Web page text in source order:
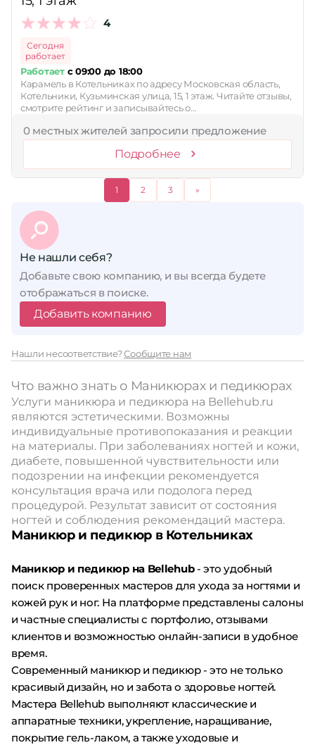
4
Сегодня
работает
Работаетс 09:00 до 18:00
Карамель в Котельниках по адресу Московская область,
Котельники, Кузьминская улица, 15, 1 этаж. Читайте отзывы,
смотрите рейтинг и записывайтесь о…
0 местных жителей запросили предложение
Подробнее
1 2 3 »
Не нашли себя?
Добавьте свою компанию, и вы всегда будете
отображаться в поиске.
Добавить компанию
Нашли несоответствие?Сообщите нам
Что важно знать о Маникюрах и педикюрах
Услуги маникюра и педикюра на Bellehub.ru
являются эстетическими. Возможны
индивидуальные противопоказания и реакции
на материалы. При заболеваниях ногтей и кожи,
диабете, повышенной чувствительности или
подозрении на инфекции рекомендуется
консультация врача или подолога перед
процедурой. Результат зависит от состояния
ногтей и соблюдения рекомендаций мастера.
Маникюр и педикюр в Котельниках
Маникюр и педикюр на Bellehub- это удобный
поиск проверенных мастеров для ухода за ногтями и
кожей рук и ног. На платформе представлены салоны
и частные специалисты с портфолио, отзывами
клиентов и возможностью онлайн-записи в удобное
время.
Современный маникюр и педикюр - это не только
красивый дизайн, но и забота о здоровье ногтей.
Мастера Bellehub выполняют классические и
аппаратные техники, укрепление, наращивание,
покрытие гель-лаком, а также уходовые и